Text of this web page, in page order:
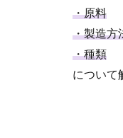
・原料
・製造方
・種類
について